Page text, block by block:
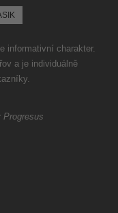
informativní charakter.
a je individuálně